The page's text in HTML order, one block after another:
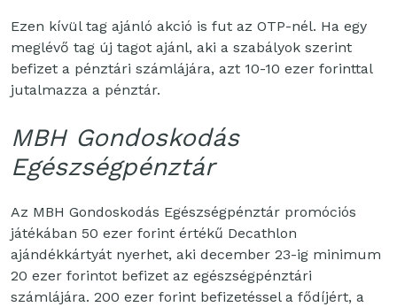
Ezen kívül tag ajánló akció is fut az OTP-nél. Ha egy
meglévő tag új tagot ajánl, aki a szabályok szerint
befizet a pénztári számlájára, azt 10-10 ezer forinttal
jutalmazza a pénztár.
MBH Gondoskodás
Egészségpénztár
Az MBH Gondoskodás Egészségpénztár promóciós
játékában 50 ezer forint értékű Decathlon
ajándékkártyát nyerhet, aki december 23-ig minimum
20 ezer forintot befizet az egészségpénztári
számlájára. 200 ezer forint befizetéssel a fődíjért, a